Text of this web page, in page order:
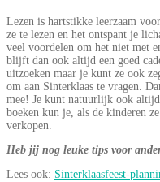
Lezen is hartstikke leerzaam
ze te lezen en het ontspant je
veel voordelen om het niet met
blijft dan ook altijd een goed
uitzoeken maar je kunt ze ook
om aan Sinterklaas te vragen.
mee! Je kunt natuurlijk ook
boeken kun je, als de kinderen
verkopen.
Heb jij nog leuke tips voor
Lees ook: Sinterklaasfeest-